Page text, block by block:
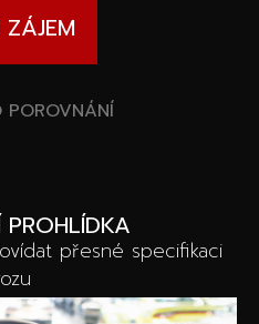
POROVNÁNÍ
přesné specifikaci